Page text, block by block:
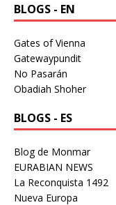
BLOGS - EN
Gates of Vienna
Gatewaypundit
No Pasarán
Obadiah Shoher
BLOGS - ES
Blog de Monmar
EURABIAN NEWS
La Reconquista 1492
Nueva Europa